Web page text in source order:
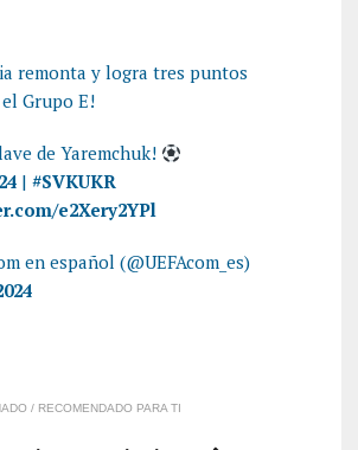
remonta y logra tres puntos
Grupo E!
de Yaremchuk!
| #SVKUKR
e2Xery2YPl
en español (@UEFAcom_es)
/ RECOMENDADO PARA TI